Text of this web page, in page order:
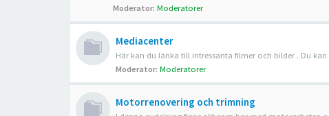
Moderator: Moderatorer
Mediacenter
Här kan du länka till intressanta filmer och bilder . Du
Moderator: Moderatorer
Motorrenovering och trimning